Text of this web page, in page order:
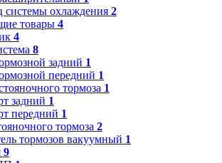
системы охлаждения 2
товары 4
4
8
задний 1
передний 1
тормоза 1
задний 1
передний 1
тормоза 2
тормозов вакуумный 1
9